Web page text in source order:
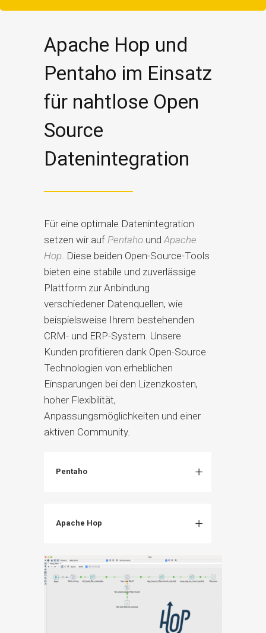
Apache Hop und
Pentaho im Einsatz
für nahtlose Open
Source
Datenintegration
Für eine optimale Datenintegration
setzen wir auf Pentaho und Apache
Hop . Diese beiden Open-Source-Tools
bieten eine stabile und zuverlässige
Plattform zur Anbindung
verschiedener Datenquellen, wie
beispielsweise Ihrem bestehenden
CRM- und ERP-System. Unsere
Kunden profitieren dank Open-Source
Technologien von erheblichen
Einsparungen bei den Lizenzkosten,
hoher Flexibilität,
Anpassungsmöglichkeiten und einer
aktiven Community.
Pentaho
Apache Hop